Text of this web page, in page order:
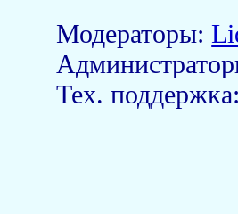
Модераторы:
Тех.